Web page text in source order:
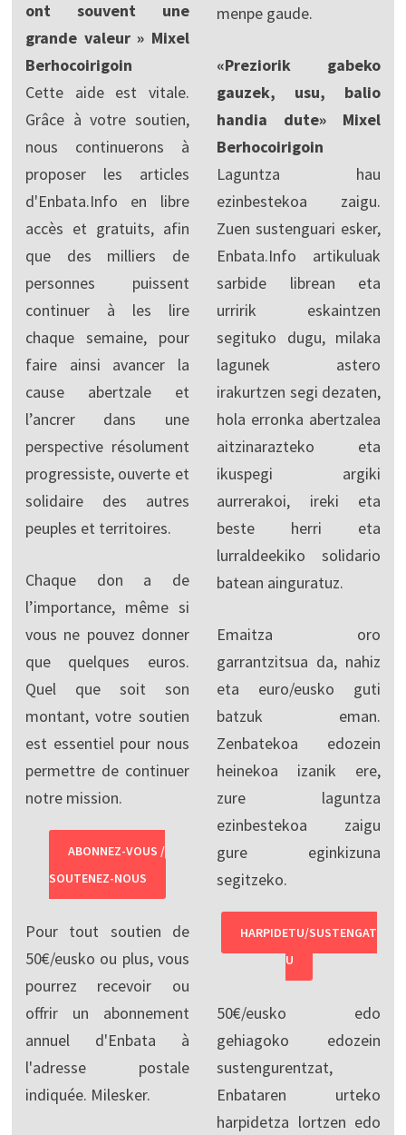
ont souvent une
grande valeur » Mixel
Berhocoirigoin
Cette aide est vitale.
Grâce à votre soutien,
nous continuerons à
proposer les articles
d'Enbata.Info en libre
accès et gratuits, afin
que des milliers de
personnes puissent
continuer à les lire
chaque semaine, pour
faire ainsi avancer la
cause abertzale et
l’ancrer dans une
perspective résolument
progressiste, ouverte et
solidaire des autres
peuples et territoires.
Chaque don a de
l’importance, même si
vous ne pouvez donner
que quelques euros.
Quel que soit son
montant, votre soutien
est essentiel pour nous
permettre de continuer
notre mission.
ABONNEZ-VOUS /
SOUTENEZ-NOUS
Pour tout soutien de
50€/eusko ou plus, vous
pourrez recevoir ou
offrir un abonnement
annuel d'Enbata à
l'adresse postale
indiquée. Milesker.
menpe gaude.
«Preziorik gabeko
gauzek, usu, balio
handia dute» Mixel
Berhocoirigoin
Laguntza hau
ezinbestekoa zaigu.
Zuen sustenguari esker,
Enbata.Info artikuluak
sarbide librean eta
urririk eskaintzen
segituko dugu, milaka
lagunek astero
irakurtzen segi dezaten,
hola erronka abertzalea
aitzinarazteko eta
ikuspegi argiki
aurrerakoi, ireki eta
beste herri eta
lurraldeekiko solidario
batean ainguratuz.
Emaitza oro
garrantzitsua da, nahiz
eta euro/eusko guti
batzuk eman.
Zenbatekoa edozein
heinekoa izanik ere,
zure laguntza
ezinbestekoa zaigu
gure eginkizuna
segitzeko.
HARPIDETU/SUSTENGAT
U
50€/eusko edo
gehiagoko edozein
sustengurentzat,
Enbataren urteko
harpidetza lortzen edo